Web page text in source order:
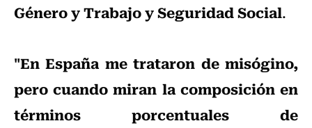
Género y Trabajo y Seguridad Social.
"En España me trataron de misógino,
pero cuando miran la composición en
términos porcentuales de